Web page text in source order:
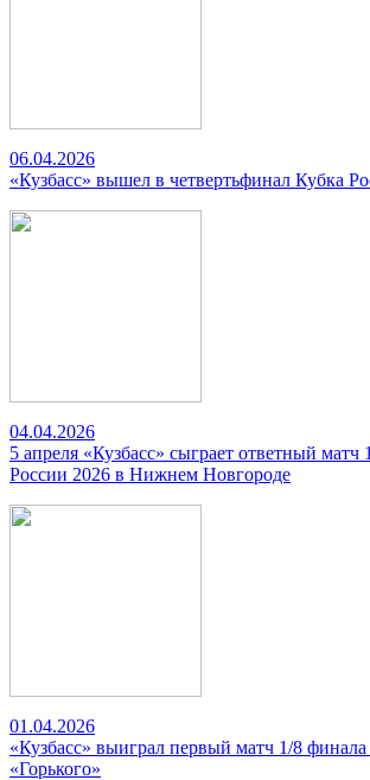
06.04.2026
«Кузбасс» вышел в четвертьфинал Кубка
04.04.2026
5 апреля «Кузбасс» сыграет ответный матч
России 2026 в Нижнем Новгороде
01.04.2026
«Кузбасс» выиграл первый матч 1/8
«Горького»